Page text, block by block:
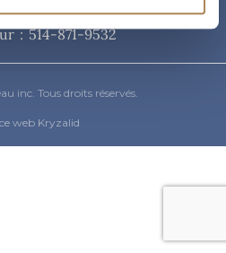
/ 1-800-361-8487
: 514-871-9532
inc. Tous droits réservés.
web Kryzalid